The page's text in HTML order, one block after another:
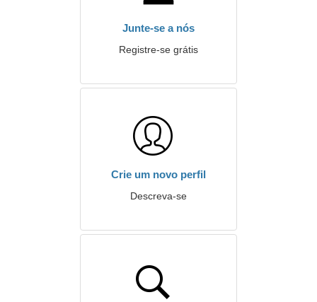
Junte-se a nós
Registre-se grátis
Crie um novo perfil
Descreva-se